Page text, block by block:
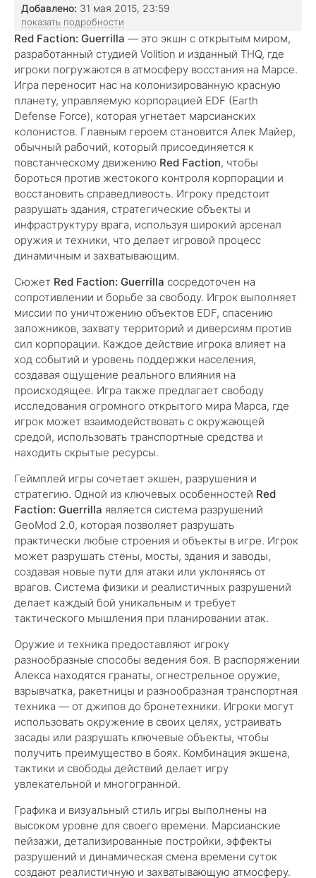
Добавлено: 31 мая 2015, 23:59
показать подробности
Red Faction: Guerrilla — это экшн с открытым миром,
разработанный студией Volition и изданный THQ, где
игроки погружаются в атмосферу восстания на Марсе.
Игра переносит нас на колонизированную красную
планету, управляемую корпорацией EDF (Earth
Defense Force), которая угнетает марсианских
колонистов. Главным героем становится Алек Майер,
обычный рабочий, который присоединяется к
повстанческому движению Red Faction, чтобы
бороться против жестокого контроля корпорации и
восстановить справедливость. Игроку предстоит
разрушать здания, стратегические объекты и
инфраструктуру врага, используя широкий арсенал
оружия и техники, что делает игровой процесс
динамичным и захватывающим.
Сюжет Red Faction: Guerrilla сосредоточен на
сопротивлении и борьбе за свободу. Игрок выполняет
миссии по уничтожению объектов EDF, спасению
заложников, захвату территорий и диверсиям против
сил корпорации. Каждое действие игрока влияет на
ход событий и уровень поддержки населения,
создавая ощущение реального влияния на
происходящее. Игра также предлагает свободу
исследования огромного открытого мира Марса, где
игрок может взаимодействовать с окружающей
средой, использовать транспортные средства и
находить скрытые ресурсы.
Геймплей игры сочетает экшен, разрушения и
стратегию. Одной из ключевых особенностей Red
Faction: Guerrilla является система разрушений
GeoMod 2.0, которая позволяет разрушать
практически любые строения и объекты в игре. Игрок
может разрушать стены, мосты, здания и заводы,
создавая новые пути для атаки или уклоняясь от
врагов. Система физики и реалистичных разрушений
делает каждый бой уникальным и требует
тактического мышления при планировании атак.
Оружие и техника предоставляют игроку
разнообразные способы ведения боя. В распоряжении
Алекса находятся гранаты, огнестрельное оружие,
взрывчатка, ракетницы и разнообразная транспортная
техника — от джипов до бронетехники. Игроки могут
использовать окружение в своих целях, устраивать
засады или разрушать ключевые объекты, чтобы
получить преимущество в боях. Комбинация экшена,
тактики и свободы действий делает игру
увлекательной и многогранной.
Графика и визуальный стиль игры выполнены на
высоком уровне для своего времени. Марсианские
пейзажи, детализированные постройки, эффекты
разрушений и динамическая смена времени суток
создают реалистичную и захватывающую атмосферу.